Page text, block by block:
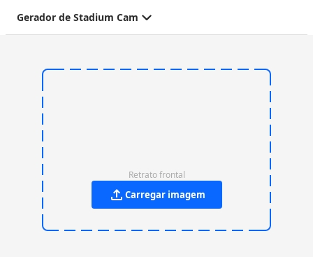
Gerador de Stadium Cam
Retrato frontal
Carregar imagem